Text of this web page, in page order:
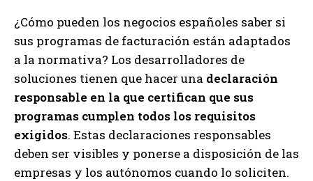
¿Cómo pueden los negocios españoles saber si
sus programas de facturación están adaptados
a la normativa? Los desarrolladores de
soluciones tienen que hacer una declaración
responsable en la que certifican que sus
programas cumplen todos los requisitos
exigidos. Estas declaraciones responsables
deben ser visibles y ponerse a disposición de las
empresas y los autónomos cuando lo soliciten.